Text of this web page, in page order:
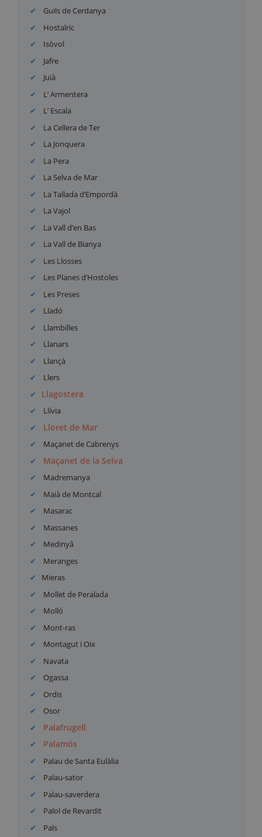
Guils de Cerdanya
Hostalric
Isòvol
Jafre
Juià
L’ Armentera
L’ Escala
La Cellera de Ter
La Jonquera
La Pera
La Selva de Mar
La Tallada d’Empordà
La Vajol
La Vall d’en Bas
La Vall de Bianya
Les Llosses
Les Planes d’Hostoles
Les Preses
Lladó
Llambilles
Llanars
Llançà
Llers
Llagostera
Llívia
Lloret de Mar
Maçanet de Cabrenys
Maçanet de la Selva
Madremanya
Maià de Montcal
Masarac
Massanes
Medinyâ
Meranges
Mieras
Mollet de Peralada
Molló
Mont-ras
Montagut i Oix
Navata
Ogassa
Ordis
Osor
Palafrugell
Palamós
Palau de Santa Eulàlia
Palau-sator
Palau-saverdera
Palol de Revardit
Pals